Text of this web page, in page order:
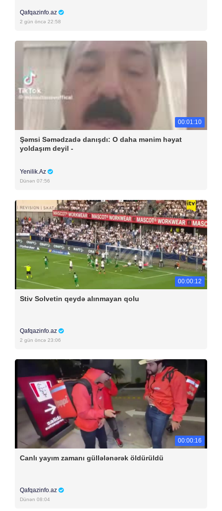
Qafqazinfo.az
2 gün öncə 22:58
00:01:10
Şəmsi Səmədzadə danışdı: O daha mənim həyat
yoldaşım deyil -
Yenilik.Az
Dünən 07:56
00:00:12
Stiv Solvetin qeydə alınmayan qolu
Qafqazinfo.az
2 gün öncə 23:06
00:00:16
Canlı yayım zamanı güllələnərək öldürüldü
Qafqazinfo.az
Dünən 08:04